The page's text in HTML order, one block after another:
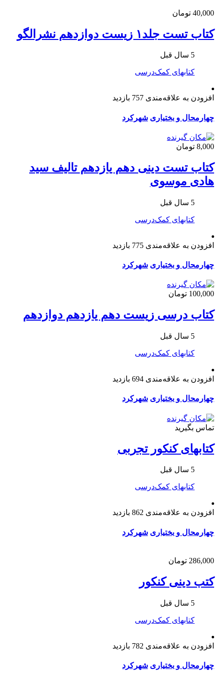
40,000 تومان
کتاب تست جلد۱ زیست دوازدهم نشرالگو
5 سال قبل
کتابهای کمک‌درسی
افزودن به علاقه‌مندی 757 بازدید
چهارمحال و بختیاری شهرکرد
8,000 تومان
کتاب تست دینی دهم یازدهم تالیف سید
هادی موسوی
5 سال قبل
کتابهای کمک‌درسی
افزودن به علاقه‌مندی 775 بازدید
چهارمحال و بختیاری شهرکرد
100,000 تومان
کتاب درسی زیست دهم یازدهم دوازدهم
5 سال قبل
کتابهای کمک‌درسی
افزودن به علاقه‌مندی 694 بازدید
چهارمحال و بختیاری شهرکرد
تماس بگیرید
کتابهای کنکور تجربی
5 سال قبل
کتابهای کمک‌درسی
افزودن به علاقه‌مندی 862 بازدید
چهارمحال و بختیاری شهرکرد
286,000 تومان
کتب دینی کنکور
5 سال قبل
کتابهای کمک‌درسی
افزودن به علاقه‌مندی 782 بازدید
چهارمحال و بختیاری شهرکرد